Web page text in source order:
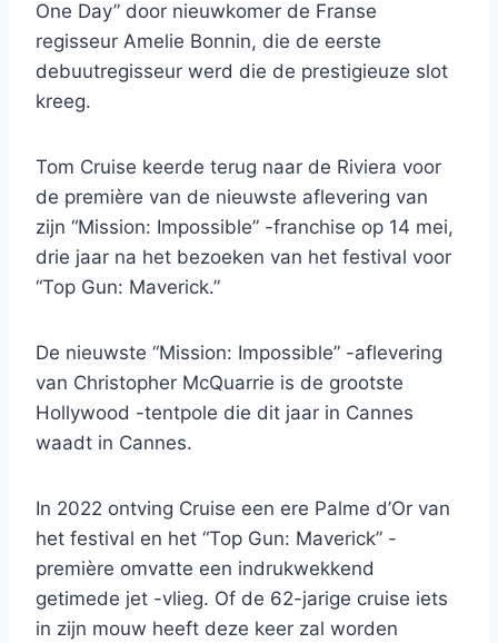
One Day” door nieuwkomer de Franse
regisseur Amelie Bonnin, die de eerste
debuutregisseur werd die de prestigieuze slot
kreeg.
Tom Cruise keerde terug naar de Riviera voor
de première van de nieuwste aflevering van
zijn “Mission: Impossible” -franchise op 14 mei,
drie jaar na het bezoeken van het festival voor
“Top Gun: Maverick.”
De nieuwste “Mission: Impossible” -aflevering
van Christopher McQuarrie is de grootste
Hollywood -tentpole die dit jaar in Cannes
waadt in Cannes.
In 2022 ontving Cruise een ere Palme d’Or van
het festival en het “Top Gun: Maverick” -
première omvatte een indrukwekkend
getimede jet -vlieg. Of de 62-jarige cruise iets
in zijn mouw heeft deze keer zal worden